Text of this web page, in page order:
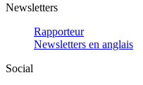
Newsletters
Rapporteur
Newsletters en anglais
Social